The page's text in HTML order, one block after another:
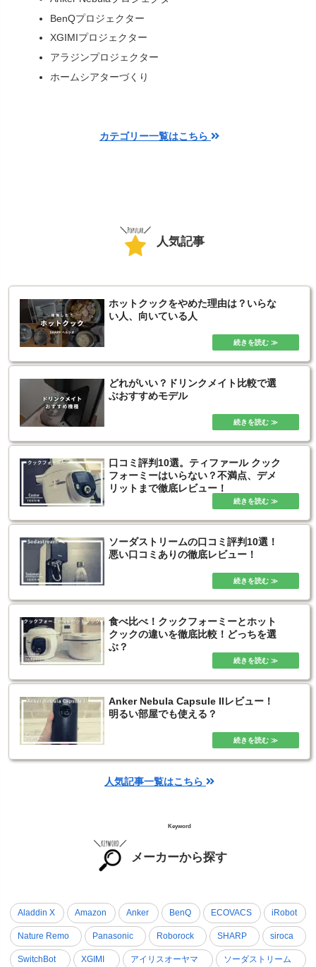
BenQプロジェクター
XGIMIプロジェクター
アラジンプロジェクター
ホームシアターづくり
カテゴリー一覧はこちら
人気記事
ホットクックをやめた理由は？いらな
い人、向いている人
どれがいい？ドリンクメイト比較で選
ぶおすすめモデル
口コミ評判10選。ティファール クック
フォーミーはいらない？不満点、デメ
リットまで徹底レビュー！
ソーダストリームの口コミ評判10選！
悪い口コミありの徹底レビュー！
食べ比べ！クックフォーミーとホット
クックの違いを徹底比較！どっちを選
ぶ？
Anker Nebula Capsule IIレビュー！
明るい部屋でも使える？
人気記事一覧はこちら
メーカーから探す
Keyword
Aladdin X Amazon Anker BenQ ECOVACS iRobot
Nature Remo Panasonic Roborock SHARP siroca
SwitchBot XGIMI アイリスオーヤマ ソーダストリーム